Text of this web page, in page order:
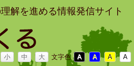
解を進める情報発信サイト
小 中 大 文字色 A A A A